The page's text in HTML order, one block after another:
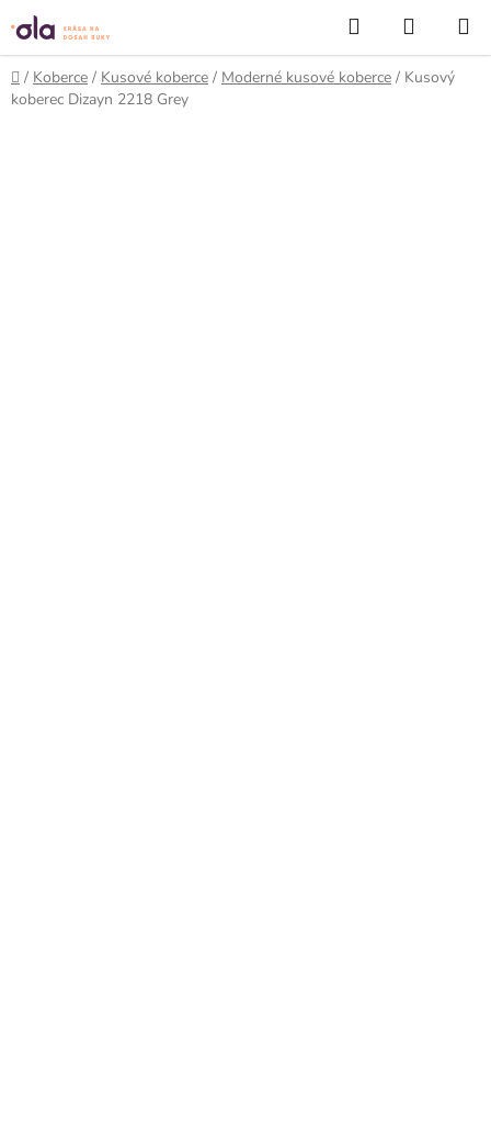
Prejsť
na
obsah
Hľadať
KOŠÍK
Domov
/ Koberce / Kusové koberce / Moderné kusové koberce / Kusový
koberec Dizayn 2218 Grey